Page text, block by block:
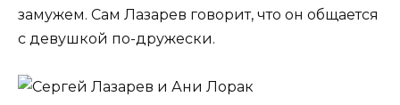
замужем. Сам Лазарев говорит, что он общается
с девушкой по-дружески.